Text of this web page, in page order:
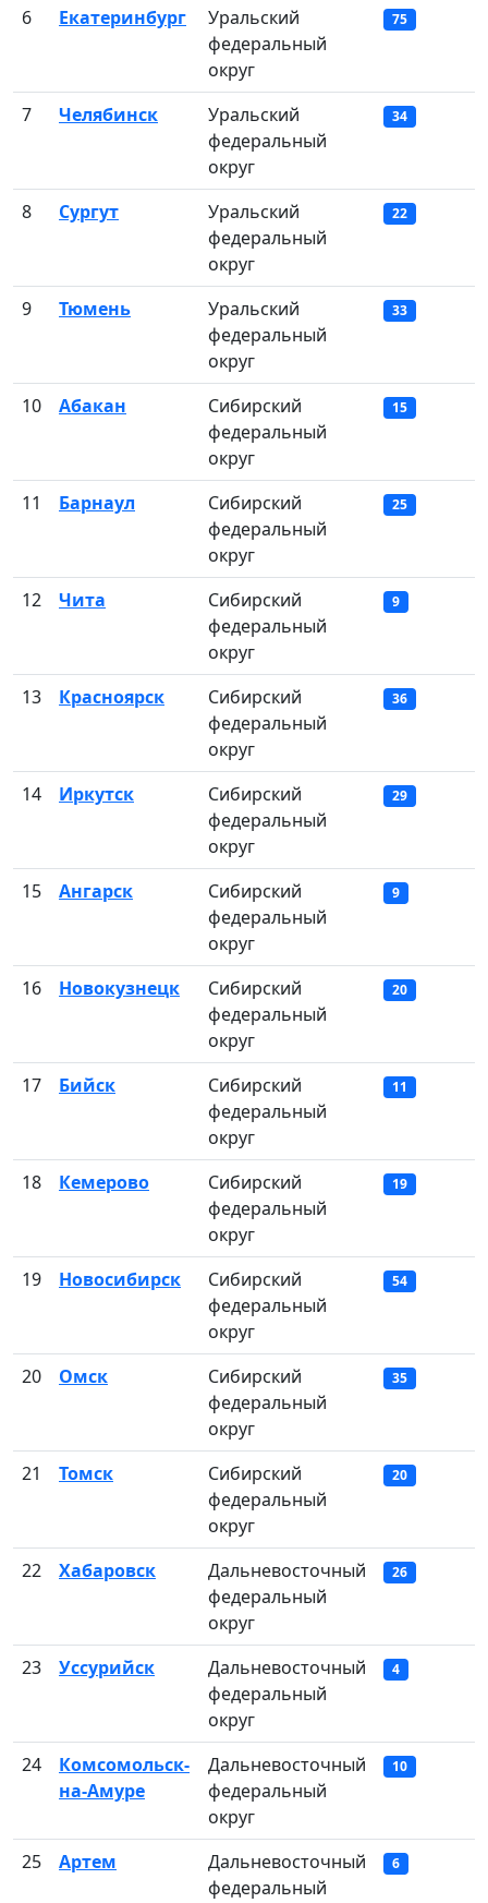
6 Екатеринбург
Уральский
федеральный
округ
75
7 Челябинск
Уральский
федеральный
округ
34
8 Сургут
Уральский
федеральный
округ
22
9 Тюмень
Уральский
федеральный
округ
33
10 Абакан
Сибирский
федеральный
округ
15
11 Барнаул
Сибирский
федеральный
округ
25
12 Чита
Сибирский
федеральный
округ
9
13 Красноярск
Сибирский
федеральный
округ
36
14 Иркутск
Сибирский
федеральный
округ
29
15 Ангарск
Сибирский
федеральный
округ
9
16 Новокузнецк
Сибирский
федеральный
округ
20
17 Бийск
Сибирский
федеральный
округ
11
18 Кемерово
Сибирский
федеральный
округ
19
19 Новосибирск
Сибирский
федеральный
округ
54
20 Омск
Сибирский
федеральный
округ
35
21 Томск
Сибирский
федеральный
округ
20
22 Хабаровск
Дальневосточный
федеральный
округ
26
23 Уссурийск
Дальневосточный
федеральный
округ
4
24
Комсомольск-
на-Амуре
Дальневосточный
федеральный
округ
10
25 Артем
Дальневосточный
федеральный
6